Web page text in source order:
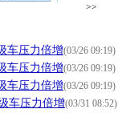
>>
车压力倍增(03/26 09:19)
车压力倍增(03/26 09:19)
车压力倍增(03/26 09:19)
车压力倍增(03/31 08:52)